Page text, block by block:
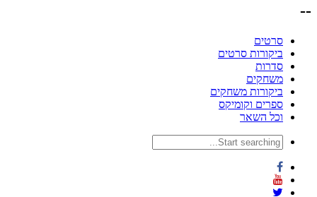
--
סרטים
ביקורות סרטים
סדרות
משחקים
ביקורות משחקים
ספרים וקומיקס
וכל השאר